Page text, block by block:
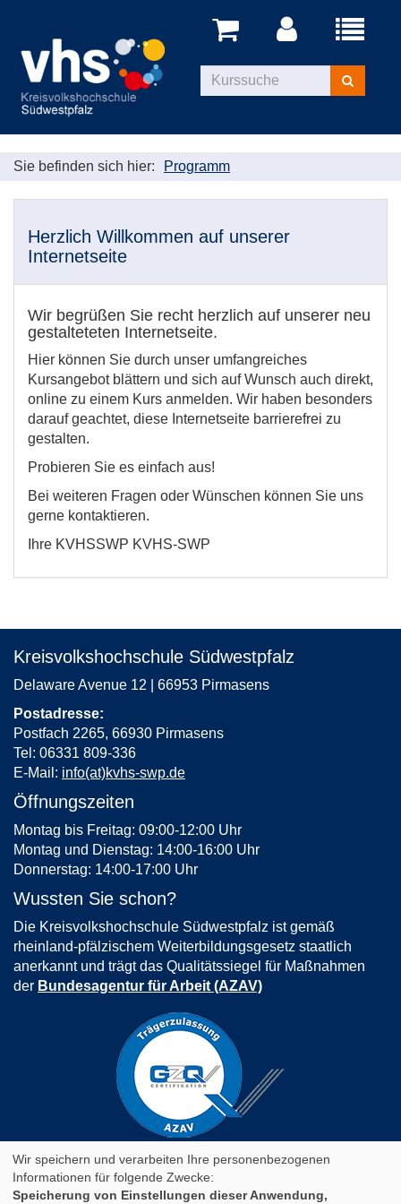
Menü
Kurse
suchen
Sie befinden sich hier: Programm
Herzlich Willkommen auf unserer
Internetseite
Wir begrüßen Sie recht herzlich auf unserer neu
gestalteteten Internetseite.
Hier können Sie durch unser umfangreiches
Kursangebot blättern und sich auf Wunsch auch direkt,
online zu einem Kurs anmelden. Wir haben besonders
darauf geachtet, diese Internetseite barrierefrei zu
gestalten.
Probieren Sie es einfach aus!
Bei weiteren Fragen oder Wünschen können Sie uns
gerne kontaktieren.
Ihre KVHSSWP KVHS-SWP
Kreisvolkshochschule Südwestpfalz
Delaware Avenue 12 | 66953 Pirmasens
Postadresse:
Postfach 2265, 66930 Pirmasens
Tel: 06331 809-336
E-Mail: info(at)kvhs-swp.de
Öffnungszeiten
Montag bis Freitag: 09:00-12:00 Uhr
Montag und Dienstag: 14:00-16:00 Uhr
Donnerstag: 14:00-17:00 Uhr
Wussten Sie schon?
Die Kreisvolkshochschule Südwestpfalz ist gemäß
rheinland-pfälzischem Weiterbildungsgesetz staatlich
anerkannt und trägt das Qualitätssiegel für Maßnahmen
der Bundesagentur für Arbeit (AZAV)
AGB Impressum Datenschutz
Wir speichern und verarbeiten Ihre personenbezogenen
Informationen für folgende Zwecke:
Speicherung von Einstellungen dieser Anwendung,